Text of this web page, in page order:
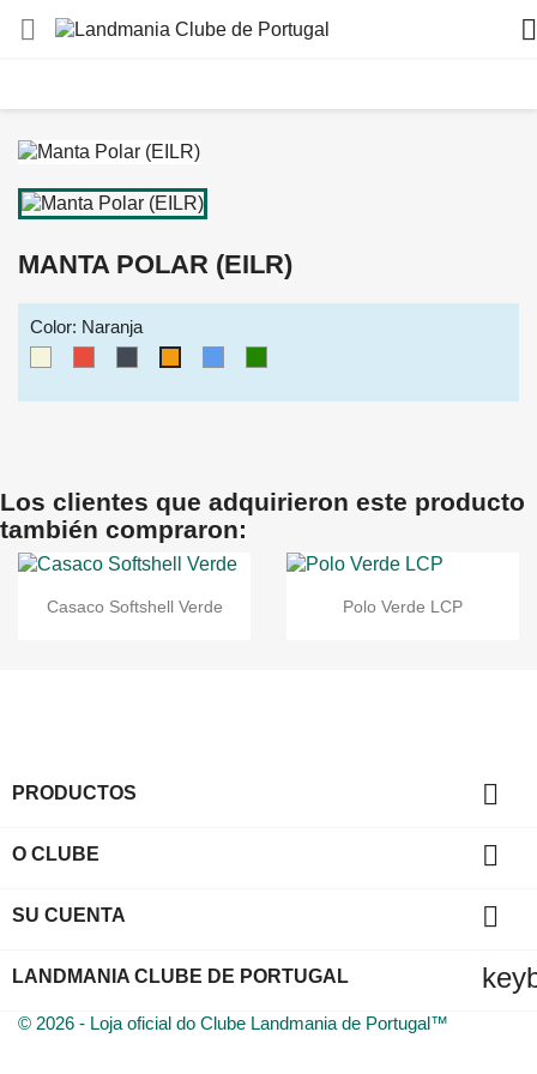
 
MANTA POLAR (EILR)
Color: Naranja
Los clientes que adquirieron este producto
también compraron:
Casaco Softshell Verde Polo Verde LCP
PRODUCTOS 
O CLUBE 
SU CUENTA 
LANDMANIA CLUBE DE PORTUGAL
© 2026 - Loja oficial do Clube Landmania de Portugal™